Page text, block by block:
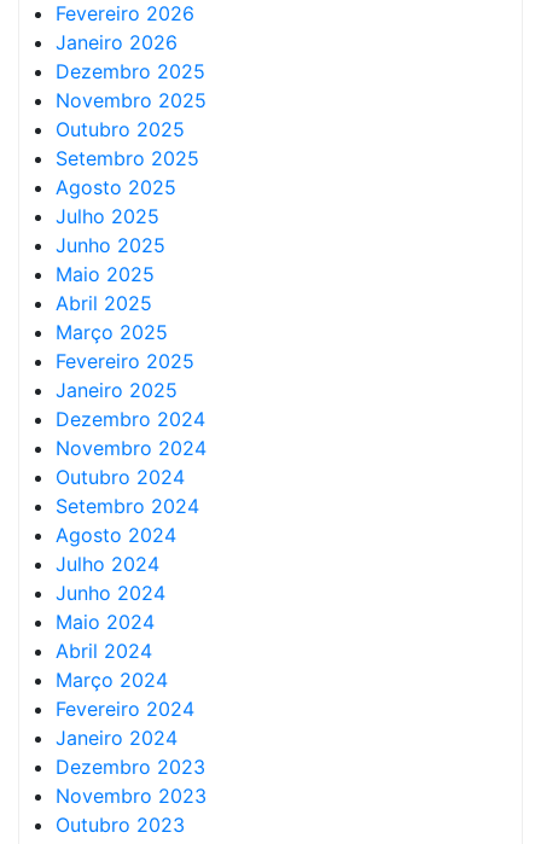
Fevereiro 2026
Janeiro 2026
Dezembro 2025
Novembro 2025
Outubro 2025
Setembro 2025
Agosto 2025
Julho 2025
Junho 2025
Maio 2025
Abril 2025
Março 2025
Fevereiro 2025
Janeiro 2025
Dezembro 2024
Novembro 2024
Outubro 2024
Setembro 2024
Agosto 2024
Julho 2024
Junho 2024
Maio 2024
Abril 2024
Março 2024
Fevereiro 2024
Janeiro 2024
Dezembro 2023
Novembro 2023
Outubro 2023